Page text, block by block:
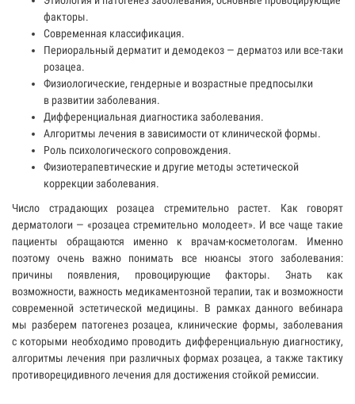
факторы.
Современная классификация.
Периоральный дерматит и демодекоз — дерматоз или все-таки
розацеа.
Физиологические, гендерные и возрастные предпосылки
в развитии заболевания.
Дифференциальная диагностика заболевания.
Алгоритмы лечения в зависимости от клинической формы.
Роль психологического сопровождения.
Физиотерапевтические и другие методы эстетической
коррекции заболевания.
Число страдающих розацеа стремительно растет. Как говорят
дерматологи — «розацеа стремительно молодеет». И все чаще такие
пациенты обращаются именно к врачам-косметологам. Именно
поэтому очень важно понимать все нюансы этого заболевания:
причины появления, провоцирующие факторы. Знать как
возможности, важность медикаментозной терапии, так и возможности
современной эстетической медицины. В рамках данного вебинара
мы разберем патогенез розацеа, клинические формы, заболевания
с которыми необходимо проводить дифференциальную диагностику,
алгоритмы лечения при различных формах розацеа, а также тактику
противорецидивного лечения для достижения стойкой ремиссии.